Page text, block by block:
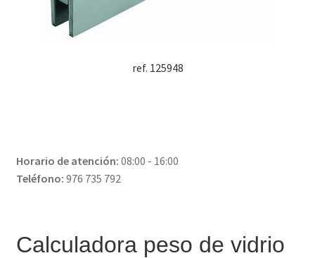
ref. 125948
Horario de atención: 08:00 - 16:00
Teléfono: 976 735 792
Calculadora peso de vidrio